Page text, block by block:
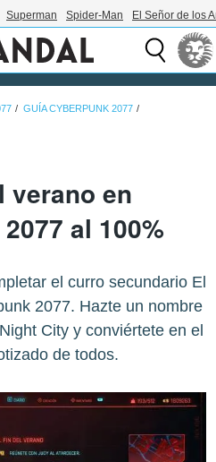
Superman Spider-Man El Señor de los
GUÍA CYBERPUNK 2077
verano en
al 100%
el curro secundario El
2077. Hazte un nombre
City y conviértete en el
de todos.